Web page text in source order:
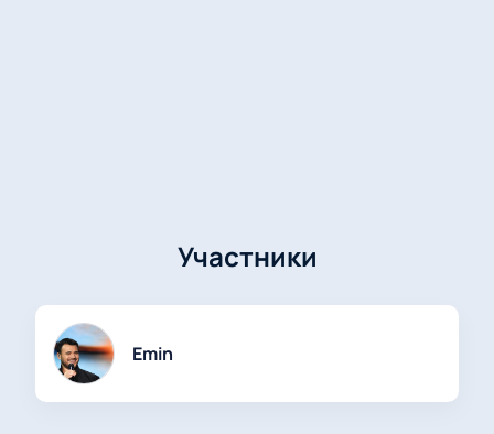
Участники
Emin